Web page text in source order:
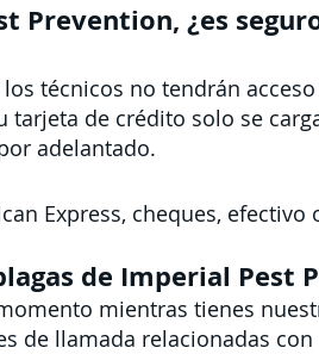
Prevention, ¿es
técnicos no tendrán
de crédito solo se
adelantado.
Express, cheques, efectivo
de Imperial Pest
mientras tienes
de llamada relacionadas